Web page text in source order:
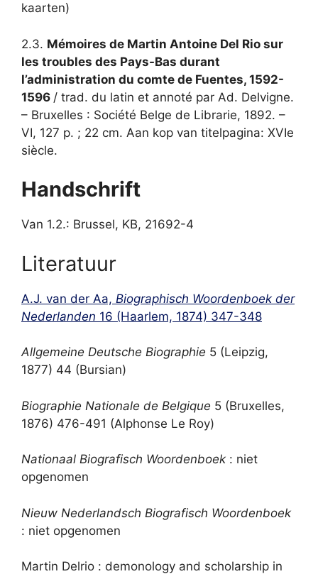
kaarten)
2.3. Mémoires de Martin Antoine Del Rio sur
les troubles des Pays-Bas durant
l’administration du comte de Fuentes, 1592-
1596 / trad. du latin et annoté par Ad. Delvigne.
– Bruxelles : Société Belge de Librarie, 1892. –
VI, 127 p. ; 22 cm. Aan kop van titelpagina: XVIe
siècle.
Handschrift
Van 1.2.: Brussel, KB, 21692-4
Literatuur
A.J. van der Aa, Biographisch Woordenboek der
Nederlanden 16 (Haarlem, 1874) 347-348
Allgemeine Deutsche Biographie 5 (Leipzig,
1877) 44 (Bursian)
Biographie Nationale de Belgique 5 (Bruxelles,
1876) 476-491 (Alphonse Le Roy)
Nationaal Biografisch Woordenboek : niet
opgenomen
Nieuw Nederlandsch Biografisch Woordenboek
: niet opgenomen
Martin Delrio : demonology and scholarship in